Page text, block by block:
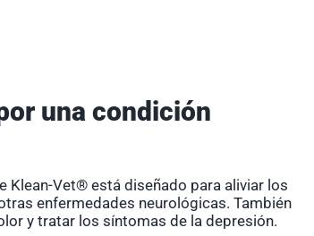
una condición
Klean-Vet® está diseñado para aliviar los
enfermedades neurológicas. También
y tratar los síntomas de la depresión.